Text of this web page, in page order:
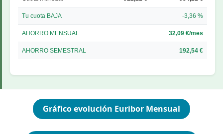
Tu cuota BAJA -3,36 %
AHORRO MENSUAL 32,09 €/mes
AHORRO SEMESTRAL 192,54 €
Gráfico evolución Euribor Mensual